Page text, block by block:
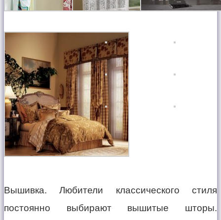
Вышивка. Любители классического стиля
постоянно выбирают вышитые шторы.